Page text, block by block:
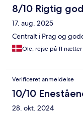
8/10 Rigtig
17. aug. 2025
Centralt i Prag og
Ole, rejse på 11 nætter
Verificeret anmeldelse
10/10
28. okt. 2024